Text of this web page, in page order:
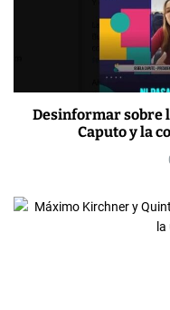
Desinformar sobre
Caputo y la